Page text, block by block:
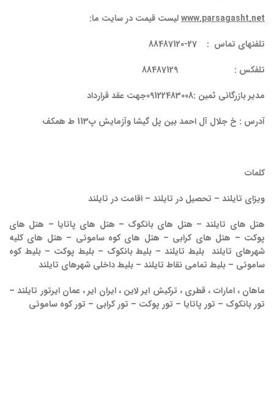
www.parsagasht.netلیست قیمت در سایت ما:
تلفنهای تماس : 27-88487120
تلفکس : 88487129
مدیر بازرگانی ثمین :09122483008جهت عقد قرارداد
آدرس : خ جلال آل احمد بین پل گیشا وآزمایش پ113 ط همکف
کلمات
ویزای تایلند – تحصیل در تایلند – اقامت در تایلند
هتل های تایلند – هتل های بانکوک – هتل های پاتایا – هتل های
پوکت – هتل های کرابی – هتل های کوه ساموئی – هتل های کلیه
شهرهای تایلند بلیط تایلند – بلیط بانکوک – بلیط پوکت – بلیط کوه
ساموئی – بلیط تمامی نقاط تایلند – بلیط داخلی شهرهای تایلند
ماهان ، امارات ، قطری ، ترکیش ایر لاین ، ایران ایر ، عمان ایرتور تایلند –
تور بانکوک – تور پاتایا – تور پوکت – تور کرابی – تور کوه ساموئی